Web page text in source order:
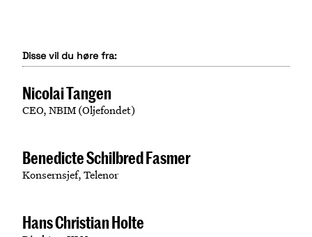
Disse vil du høre fra:
Nicolai Tangen
CEO, NBIM (Oljefondet)
Benedicte Schilbred Fasmer
Konsernsjef, Telenor
Hans Christian Holte